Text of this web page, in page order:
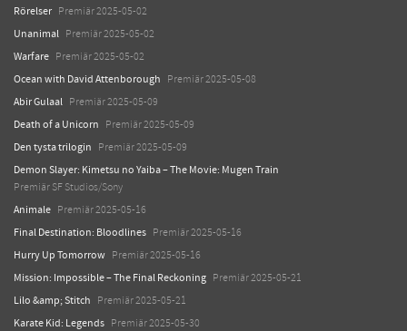
Rörelser Premiär 2025-05-02
Unanimal Premiär 2025-05-02
Warfare Premiär 2025-05-02
Ocean with David Attenborough Premiär 2025-05-08
Abir Gulaal Premiär 2025-05-09
Death of a Unicorn Premiär 2025-05-09
Den tysta trilogin Premiär 2025-05-09
Demon Slayer: Kimetsu no Yaiba – The Movie: Mugen Train
Premiär SF Studios/Sony
Animale Premiär 2025-05-16
Final Destination: Bloodlines Premiär 2025-05-16
Hurry Up Tomorrow Premiär 2025-05-16
Mission: Impossible – The Final Reckoning Premiär 2025-05-21
Lilo &amp; Stitch Premiär 2025-05-21
Karate Kid: Legends Premiär 2025-05-30